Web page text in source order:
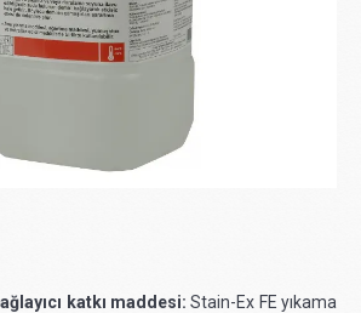
katkı maddesi: Stain-Ex FE yıkama